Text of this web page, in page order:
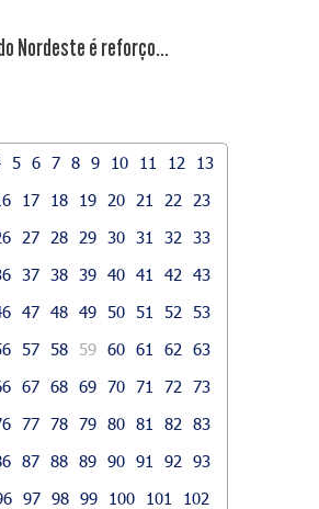
Nordeste é reforço...
5 6 7 8 9 10 11 12
13
17 18 19 20 21 22
23
27 28 29 30 31 32
33
37 38 39 40 41 42
43
47 48 49 50 51 52
53
57 58 59 60 61 62
63
67 68 69 70 71 72
73
77 78 79 80 81 82
83
87 88 89 90 91 92
93
97 98 99 100 101
102